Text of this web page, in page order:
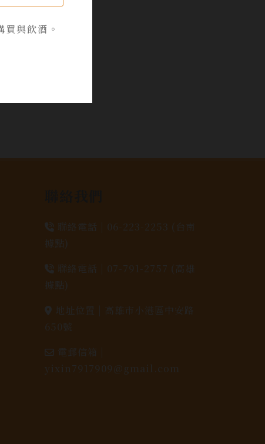
與飲酒。
聯絡電話 | 06-223-2253 (台南
據點)
聯絡電話 | 07-791-2757 (高雄
據點)
地址位置 | 高雄市小港區中安路
650號
電郵信箱 |
yixin7917909@gmail.com